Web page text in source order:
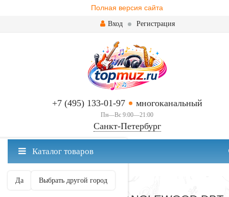
Полная версия сайта
Вход Регистрация
+7 (495) 133-01-97 многоканальный
Пн—Вс 9:00—21:00
Санкт-Петербург
Санкт-Петербург ваш город?
Да Выбрать другой город
Каталог товаров
АКУСТИЧЕСКИЕ